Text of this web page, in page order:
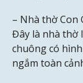
– Nhà thờ Con
Đây là nhà thờ
chuông có
ngắm toàn